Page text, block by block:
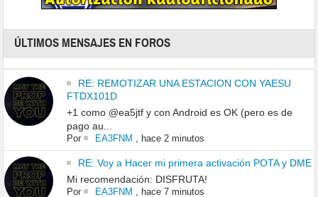
ÚLTIMOS MENSAJES EN FOROS
RE: REMOTIZAR UNA ESTACION CON YAESU
FTDX101D
+1 como @ea5jtf y con Android es OK (pero es de
pago au...
Por EA3FNM hace 2 minutos
RE: Voy a Hacer mi primera activación POTA y DME
Mi recomendación: DISFRUTA!
Por EA3FNM hace 7 minutos